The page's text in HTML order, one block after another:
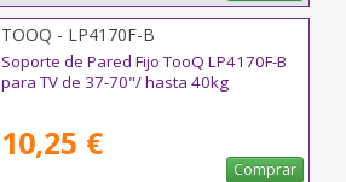
TOOQ - LP4170F-B
Soporte de Pared Fijo TooQ LP4170F-B
para TV de 37-70"/ hasta 40kg
10,25 €
Comprar